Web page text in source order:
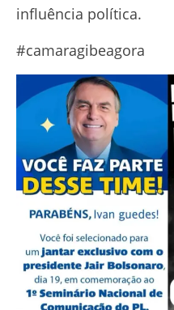
influência política.
#camaragibeagora